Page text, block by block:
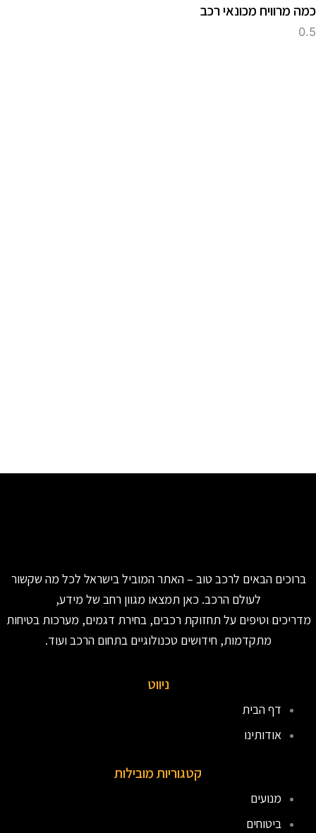
מרוויח מכונאי רכב
ברוכים הבאים לרכב טוב – האתר המוביל בישראל לכל מה שקשור
לעולם הרכב. כאן תמצאו מגוון רחב של מידע,
מדריכים וטיפים על תחזוקת רכבים, בחירת דגמים, מערכות בטיחות
מתקדמות, חידושים טכנולוגיים בתחום הרכב ועוד.
ניווט
דף הבית
אודותינו
קטגוריות מובילות
מנועים
ביטוחים